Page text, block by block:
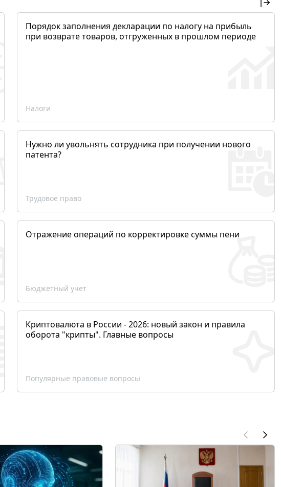
Порядок заполнения декларации по налогу на прибыль
при возврате товаров, отгруженных в прошлом периоде
Налоги
Нужно ли увольнять сотрудника при получении нового
патента?
Трудовое право
Отражение операций по корректировке суммы пени
Бюджетный учет
Криптовалюта в России - 2026: новый закон и правила
оборота "крипты". Главные вопросы
Популярные правовые вопросы